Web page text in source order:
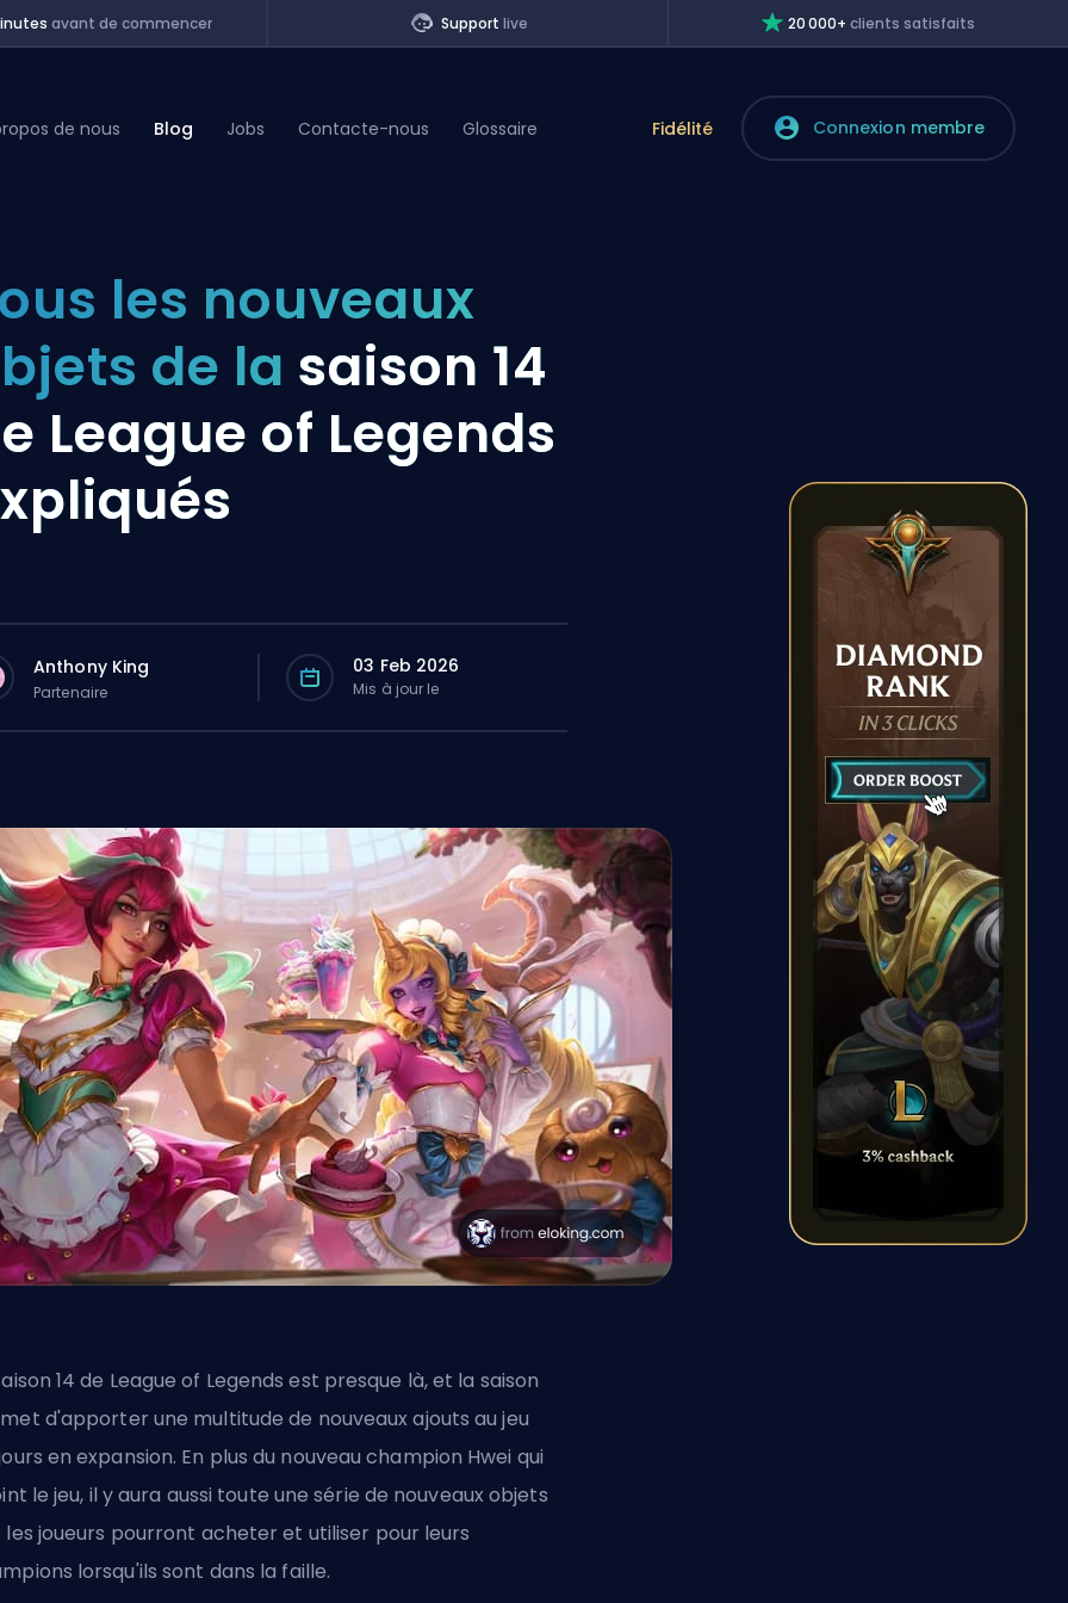
avant de commencer Support live 20 000+clients satisfaits
de nous Blog Jobs Contacte-nous Glossaire Fidélité Connexion membre
les nouveaux
de la saison 14
League of Legends
Anthony King
Partenaire
03 Feb 2026
Mis à jour le
14 de League of Legends est presque là, et la saison
d'apporter une multitude de nouveaux ajouts au jeu
en expansion. En plus du nouveau champion Hwei qui
le jeu, il y aura aussi toute une série de nouveaux objets
les joueurs pourront acheter et utiliser pour leurs
lorsqu'ils sont dans la faille.